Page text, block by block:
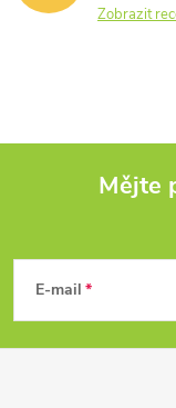
Zobrazit
p
Mějte
E-mail